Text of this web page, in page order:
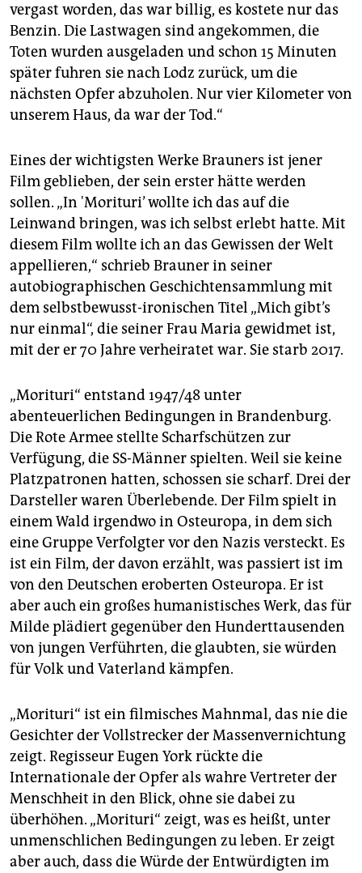
vergast worden, das war billig, es kostete nur das
Benzin. Die Lastwagen sind angekommen, die
Toten wurden ausgeladen und schon 15 Minuten
später fuhren sie nach Lodz zurück, um die
nächsten Opfer abzuholen. Nur vier Kilometer von
unserem Haus, da war der Tod.“
Eines der wichtigsten Werke Brauners ist jener
Film geblieben, der sein erster hätte werden
sollen. „In 'Morituri’ wollte ich das auf die
Leinwand bringen, was ich selbst erlebt hatte. Mit
diesem Film wollte ich an das Gewissen der Welt
appellieren,“ schrieb Brauner in seiner
autobiographischen Geschichtensammlung mit
dem selbstbewusst-ironischen Titel „Mich gibt’s
nur einmal“, die seiner Frau Maria gewidmet ist,
mit der er 70 Jahre verheiratet war. Sie starb 2017.
„Morituri“ entstand 1947/48 unter
abenteuerlichen Bedingungen in Brandenburg.
Die Rote Armee stellte Scharfschützen zur
Verfügung, die SS-Männer spielten. Weil sie keine
Platzpatronen hatten, schossen sie scharf. Drei der
Darsteller waren Überlebende. Der Film spielt in
einem Wald irgendwo in Osteuropa, in dem sich
eine Gruppe Verfolgter vor den Nazis versteckt. Es
ist ein Film, der davon erzählt, was passiert ist im
von den Deutschen eroberten Osteuropa. Er ist
aber auch ein großes humanistisches Werk, das für
Milde plädiert gegenüber den Hunderttausenden
von jungen Verführten, die glaubten, sie würden
für Volk und Vaterland kämpfen.
„Morituri“ ist ein filmisches Mahnmal, das nie die
Gesichter der Vollstrecker der Massenvernichtung
zeigt. Regisseur Eugen York rückte die
Internationale der Opfer als wahre Vertreter der
Menschheit in den Blick, ohne sie dabei zu
überhöhen. „Morituri“ zeigt, was es heißt, unter
unmenschlichen Bedingungen zu leben. Er zeigt
aber auch, dass die Würde der Entwürdigten im